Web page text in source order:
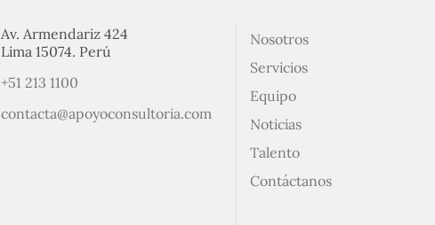
Av. Armendariz 424
Lima 15074. Perú
+51 213 1100
contacta@apoyoconsultoria.com
Nosotros
Servicios
Equipo
Noticias
Talento
Contáctanos